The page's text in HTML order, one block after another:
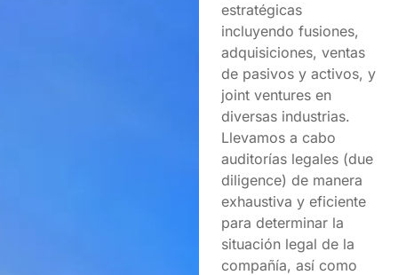
estratégicas
incluyendo fusiones,
adquisiciones, ventas
de pasivos y activos, y
joint ventures en
diversas industrias.
Llevamos a cabo
auditorías legales (due
diligence) de manera
exhaustiva y eficiente
para determinar la
situación legal de la
compañía, así como